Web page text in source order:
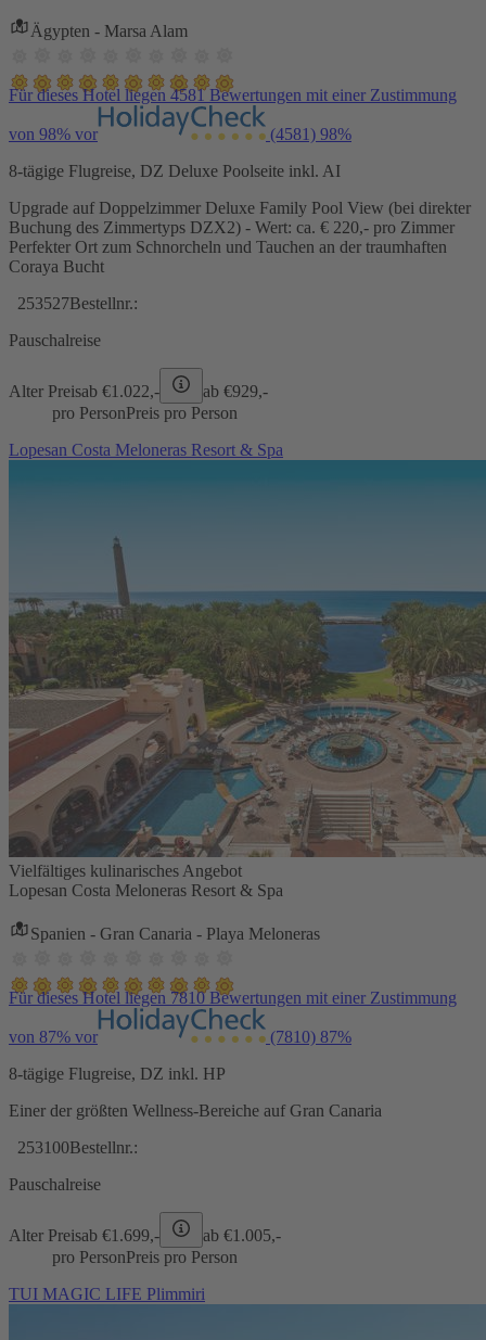
Ägypten - Marsa Alam
Für dieses Hotel liegen 4581 Bewertungen mit einer Zustimmung
von 98% vor (4581) 98%
8-tägige Flugreise, DZ Deluxe Poolseite inkl. AI
Upgrade auf Doppelzimmer Deluxe Family Pool View (bei direkter
Buchung des Zimmertyps DZX2) - Wert: ca. € 220,- pro Zimmer
Perfekter Ort zum Schnorcheln und Tauchen an der traumhaften
Coraya Bucht
253527Bestellnr.:
Pauschalreise
Alter Preisab €1.022,- ab €929,-
pro PersonPreis pro Person
Lopesan Costa Meloneras Resort & Spa
Vielfältiges kulinarisches Angebot
Lopesan Costa Meloneras Resort & Spa
Spanien - Gran Canaria - Playa Meloneras
Für dieses Hotel liegen 7810 Bewertungen mit einer Zustimmung
von 87% vor (7810) 87%
8-tägige Flugreise, DZ inkl. HP
Einer der größten Wellness-Bereiche auf Gran Canaria
253100Bestellnr.:
Pauschalreise
Alter Preisab €1.699,- ab €1.005,-
pro PersonPreis pro Person
TUI MAGIC LIFE Plimmiri